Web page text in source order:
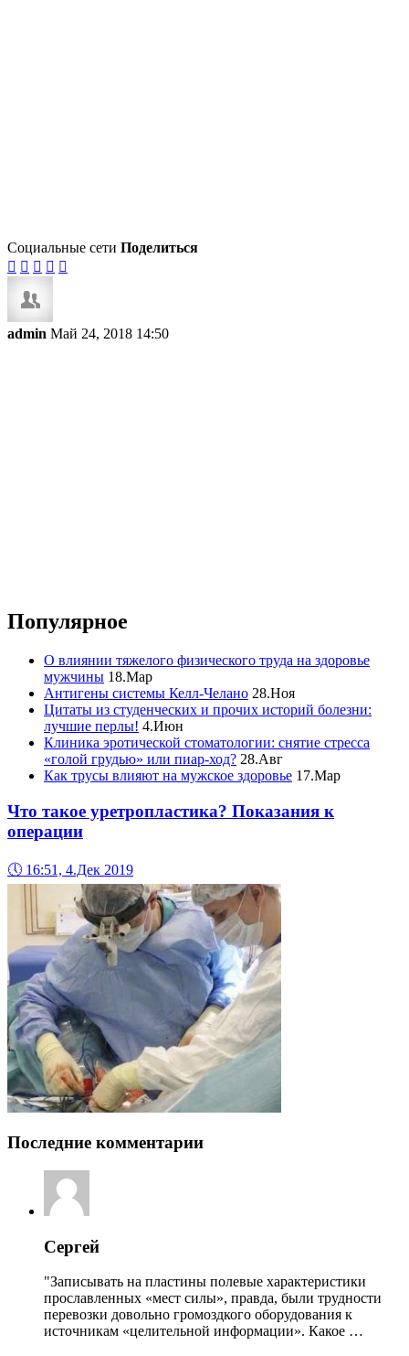
Социальные сети Поделиться
    
admin Май 24, 2018 14:50
Популярное
О влиянии тяжелого физического труда на здоровье
мужчины 18.Мар
Антигены системы Келл-Челано 28.Ноя
Цитаты из студенческих и прочих историй болезни:
лучшие перлы! 4.Июн
Клиника эротической стоматологии: снятие стресса
«голой грудью» или пиар-ход? 28.Авг
Как трусы влияют на мужское здоровье 17.Мар
Что такое уретропластика? Показания к
операции
🕔 16:51, 4.Дек 2019
Последние комментарии
Сергей
"Записывать на пластины полевые характеристики
прославленных «мест силы», правда, были трудности
перевозки довольно громоздкого оборудования к
источникам «целительной информации». Какое …